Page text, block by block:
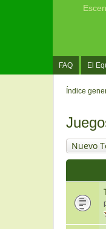
FAQ El
Índice
Nuevo